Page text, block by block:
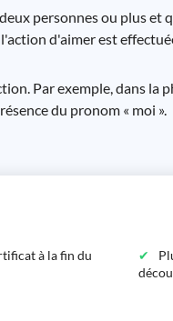
personnes ou plus et
d'aimer est
Par exemple, dans la
du pronom « moi ».
à la fin du